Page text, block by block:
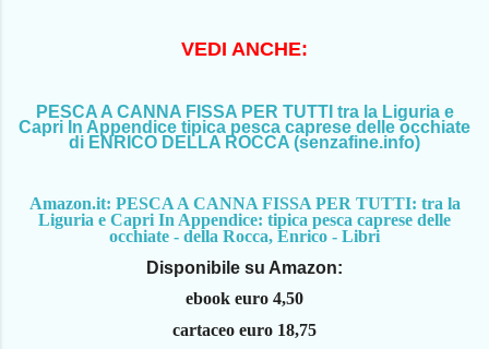
VEDI ANCHE:
PESCA A CANNA FISSA PER TUTTI tra la Liguria e
Capri In Appendice tipica pesca caprese delle occhiate
di ENRICO DELLA ROCCA (senzafine.info)
Amazon.it: PESCA A CANNA FISSA PER TUTTI: tra la
Liguria e Capri In Appendice: tipica pesca caprese delle
occhiate - della Rocca, Enrico - Libri
Disponibile su Amazon:
ebook euro 4,50
cartaceo euro 18,75